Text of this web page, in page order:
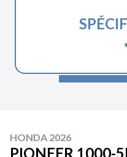
HONDA 2026
PIONEER 1000-